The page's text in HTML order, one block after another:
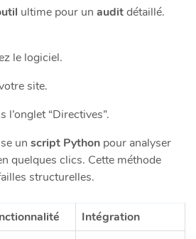
ultime pour un auditdétaillé.
le logiciel.
site.
l’onglet “Directives”.
un script Python pour analyser
quelques clics. Cette méthode
structurelles.
Intégration